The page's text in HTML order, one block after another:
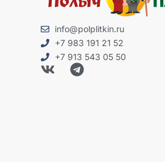
info@polplitkin.ru
+7 983 191 21 52
+7 913 543 05 50